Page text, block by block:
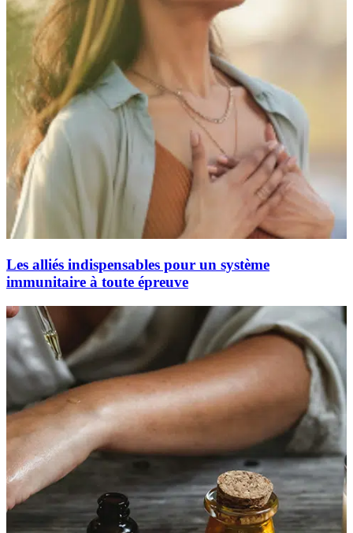
Les alliés indispensables pour un système
immunitaire à toute épreuve